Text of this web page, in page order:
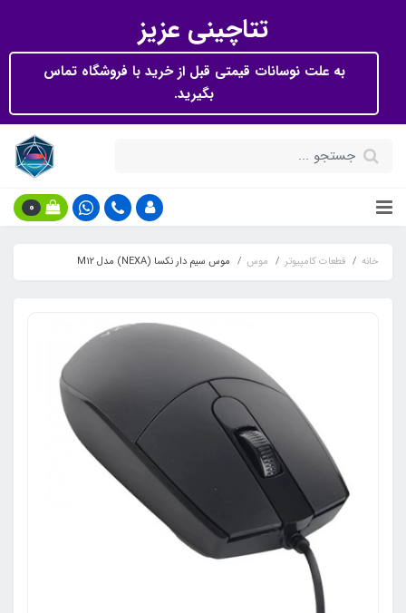
تتاچینی عزیز
به علت نوسانات قیمتی قبل از خرید با فروشگاه تماس
بگیرید.
0
خانه قطعات کامپیوتر موس موس سیم دار نکسا (NEXA) مدل M12